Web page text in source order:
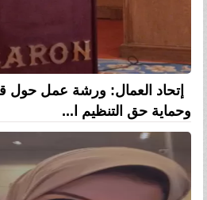
إتحاد العمال: ورشة عمل حول
وحماية حق التنظيم ا...